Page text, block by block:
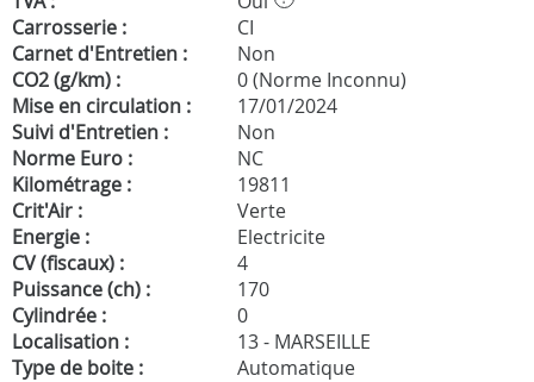
Carrosserie :
CI
Carnet d'Entretien :
Non
CO2 (g/km) :
0 (Norme Inconnu)
Mise en circulation :
17/01/2024
Suivi d'Entretien :
Non
Norme Euro :
NC
Kilométrage :
19811
Crit'Air :
Verte
Energie :
Electricite
CV (fiscaux) :
4
Puissance (ch) :
170
Cylindrée :
0
Localisation :
13 - MARSEILLE
Type de boite :
Automatique